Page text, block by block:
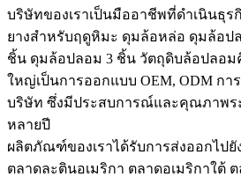
บริษัทของเราเป็นมืออาชีพที่ดำเนินธุร
ยางสำหรับฤดูหิมะ ดุมล้อหล่อ ดุมล้อป
ชิ้น ดุมล้อปลอม 3 ชิ้น วัตถุดิบล้อปลอม
ใหญ่เป็นการออกแบบ OEM, ODM กา
บริษัท ซึ่งมีประสบการณ์และคุณภาพร
หลายปี
ผลิตภัณฑ์ของเราได้รับการส่งออกไปยั
ตลาดละตินอเมริกา ตลาดอเมริกาใต้